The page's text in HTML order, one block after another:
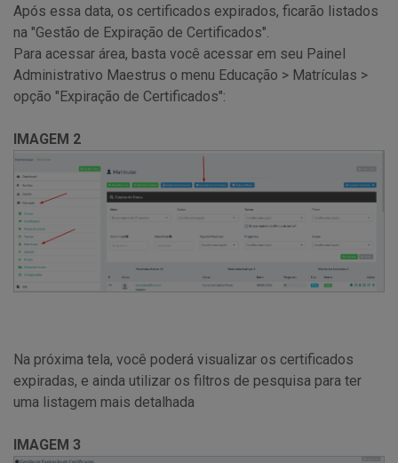
Após essa data, os certificados expirados, ficarão listados
na "Gestão de Expiração de Certificados".
Para acessar área, basta você acessar em seu Painel
Administrativo Maestrus o menu Educação > Matrículas >
opção "Expiração de Certificados":
IMAGEM 2
Na próxima tela, você poderá visualizar os certificados
expiradas, e ainda utilizar os filtros de pesquisa para ter
uma listagem mais detalhada
IMAGEM 3